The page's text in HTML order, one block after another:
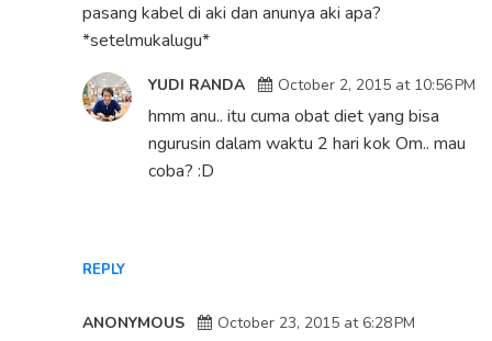
pasang kabel di aki dan anunya aki apa?
*setelmukalugu*
REPLY
YUDI RANDA October 2, 2015 at 10:56 PM
hmm anu.. itu cuma obat diet yang bisa
ngurusin dalam waktu 2 hari kok Om.. mau
coba? :D
ANONYMOUS October 23, 2015 at 6:28 PM